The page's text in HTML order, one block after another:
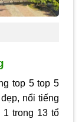
top 5 top 5
nổi tiếng
1 trong 13 tổ